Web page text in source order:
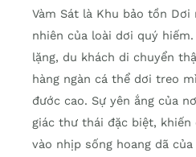
Vàm Sát là Khu bảo tồn
nhiên của loài dơi quý
lặng, du khách di chuyển
hàng ngàn cá thể dơi treo
đước cao. Sự yên ắng của
giác thư thái đặc biệt,
vào nhịp sống hoang dã